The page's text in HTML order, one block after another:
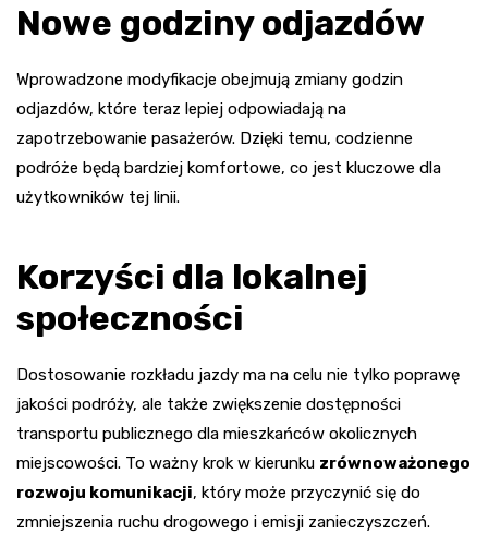
Nowe godziny odjazdów
Wprowadzone modyfikacje obejmują zmiany godzin
odjazdów, które teraz lepiej odpowiadają na
zapotrzebowanie pasażerów. Dzięki temu, codzienne
podróże będą bardziej komfortowe, co jest kluczowe dla
użytkowników tej linii.
Korzyści dla lokalnej
społeczności
Dostosowanie rozkładu jazdy ma na celu nie tylko poprawę
jakości podróży, ale także zwiększenie dostępności
transportu publicznego dla mieszkańców okolicznych
miejscowości. To ważny krok w kierunku zrównoważonego
rozwoju komunikacji, który może przyczynić się do
zmniejszenia ruchu drogowego i emisji zanieczyszczeń.